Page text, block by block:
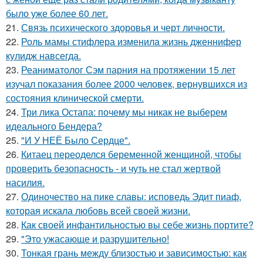
было уже более 60 лет.
21. Связь психического здоровья и черт личности.
22. Роль мамы стифлера изменила жизнь дженнифер
кулидж навсегда.
23. Реаниматолог Сэм парния на протяжении 15 лет
изучал показания более 2000 человек, вернувшихся из
состояния клинической смерти.
24. Три лика Остапа: почему мы никак не выберем
идеального Бендера?
25. "И У НЕЁ Было Сердце".
26. Китаец переоделся беременной женщиной, чтобы
проверить безопасность - и чуть не стал жертвой
насилия.
27. Одиночество на пике славы: исповедь Эдит пиаф,
которая искала любовь всей своей жизни.
28. Как своей инфантильностью вы себе жизнь портите?
29. "Это ужасающе и разрушительно!
30. Тонкая грань между близостью и зависимостью: как